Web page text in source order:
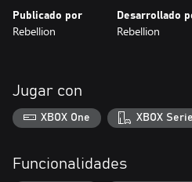
Publicado por
Rebellion
Desarrollado
Rebellion
Jugar con
XBOX One XBOX
Funcionalidades